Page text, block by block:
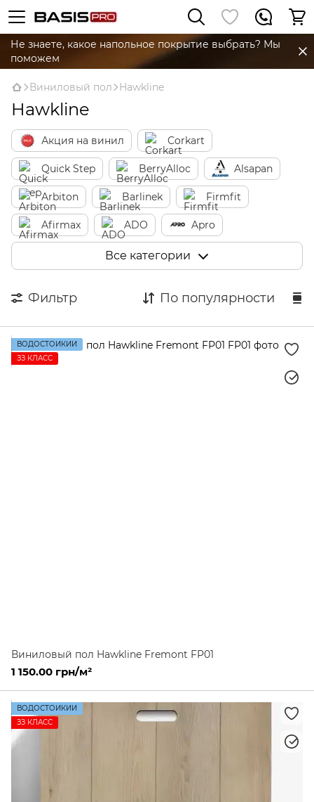
Не знаете, какое напольное покрытие выбрать? Мы
поможем
Виниловый пол Hawkline
Hawkline
Акция на винил Corkart
Quick Step BerryAlloc Alsapan
Arbiton Barlinek Firmfit
Afirmax ADO Apro
Vinilam
Loc Floor Treasure Lakes
Tru Stone
Все категории
Фильтр По популярности
ВОДОСТОЙКИЙ
ЗЗ КЛАСС
Виниловый пол Hawkline Fremont FP01
1 150.00 грн/м²
ВОДОСТОЙКИЙ
ЗЗ КЛАСС